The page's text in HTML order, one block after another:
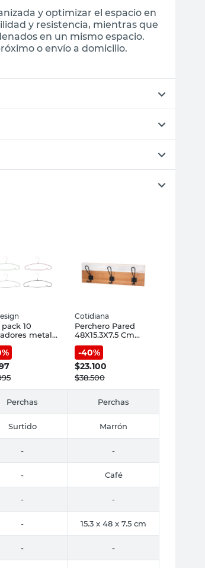
y optimizar el espacio en
y resistencia, mientras que
en un mismo espacio.
o envío a domicilio.
10
metal
%
Cotidiana
Perchero Pared
48X15.3X7.5 Cm
Madera Marrón 3
Ganchos Cotidiana
-40%
$23.100
$38.500
Perchas Perchas
Surtido Marrón
- -
- Café
- -
- 15.3 x 48 x 7.5 cm
- -